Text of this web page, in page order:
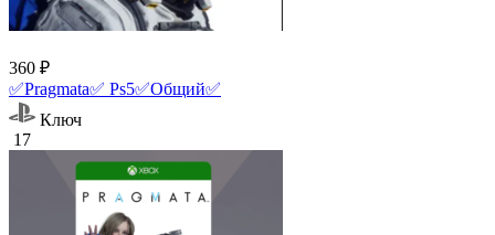
360 ₽
✅Pragmata✅ Ps5✅Общий✅
Ключ
17